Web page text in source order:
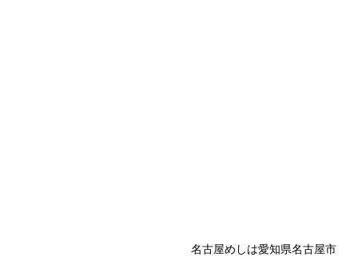
名古屋めしは愛知県名古屋市